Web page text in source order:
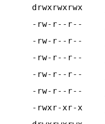
drwxrwxrwx
-rw-r--r--
-rw-r--r--
-rw-r--r--
-rw-r--r--
-rw-r--r--
-rwxr-xr-x